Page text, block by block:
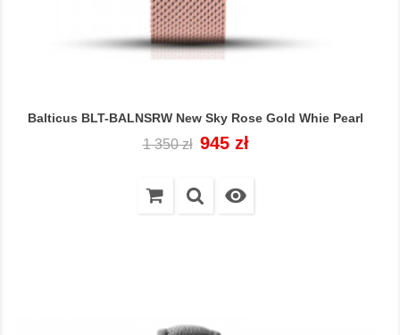
Balticus BLT-BALNSRW New Sky Rose Gold Whie Pearl
Cena
1 350 zł Cena
945 zł
